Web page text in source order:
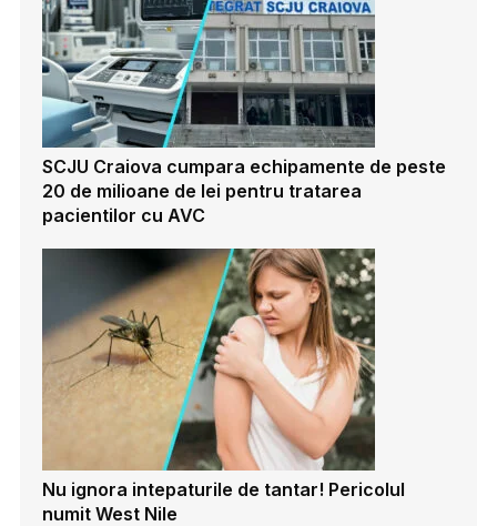
SCJU Craiova cumpara echipamente de peste
20 de milioane de lei pentru tratarea
pacientilor cu AVC
Nu ignora intepaturile de tantar! Pericolul
numit West Nile